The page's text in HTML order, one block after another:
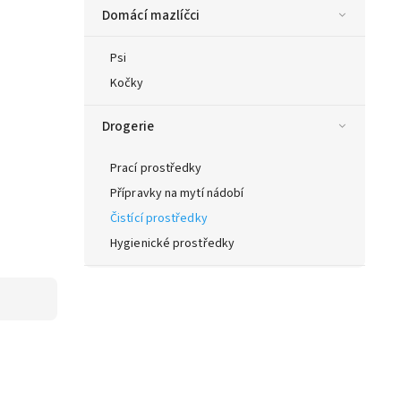
Domácí mazlíčci
Psi
Kočky
Drogerie
Prací prostředky
Přípravky na mytí nádobí
Čistící prostředky
Hygienické prostředky